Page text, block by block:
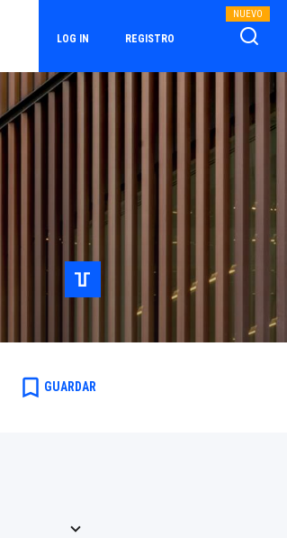
LOG IN REGISTRO
NUEVO
bookmark_border GUARDAR